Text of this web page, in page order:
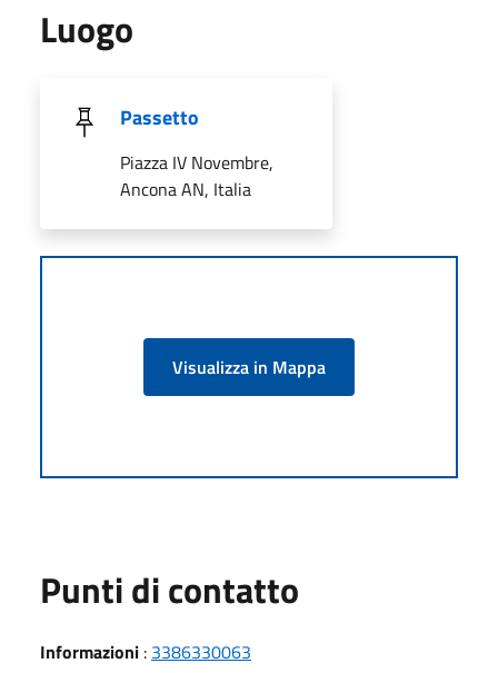
Luogo
Passetto
Piazza IV Novembre,
Ancona AN, Italia
Visualizza in Mappa
Punti di contatto
Informazioni : 3386330063